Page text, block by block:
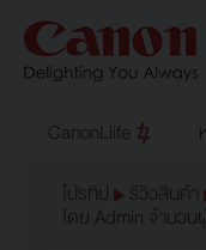
CanonLlife
โปรทิป
รีวิวสินค้า
โดย Admin จำนวน